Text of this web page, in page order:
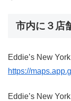
市内に３店
Eddie’s New
https://
Eddie’s New